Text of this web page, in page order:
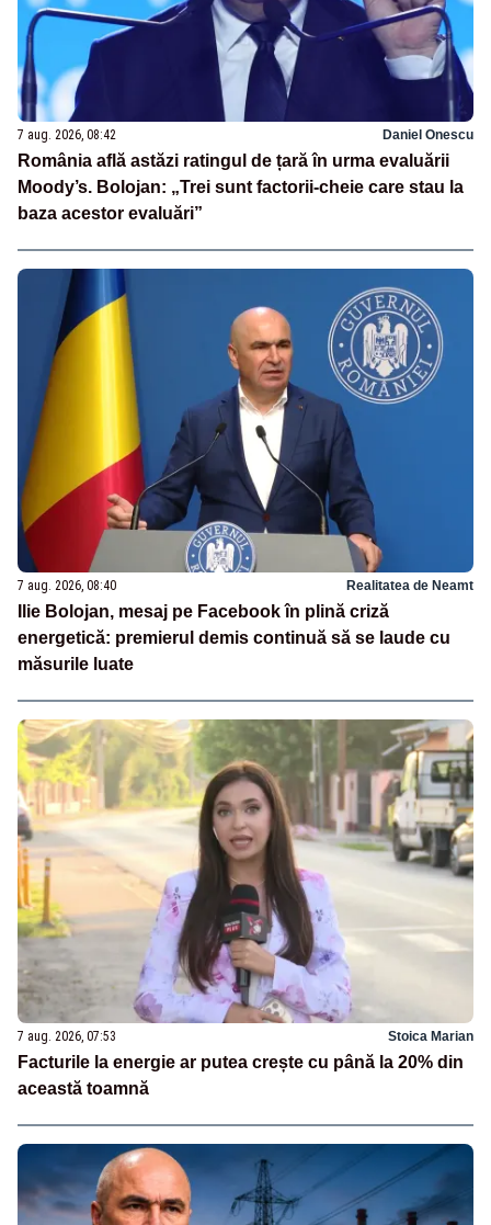
7 aug. 2026, 08:42 Daniel Onescu
România află astăzi ratingul de țară în urma evaluării
Moody’s. Bolojan: „Trei sunt factorii-cheie care stau la
baza acestor evaluări”
7 aug. 2026, 08:40 Realitatea de Neamt
Ilie Bolojan, mesaj pe Facebook în plină criză
energetică: premierul demis continuă să se laude cu
măsurile luate
7 aug. 2026, 07:53 Stoica Marian
Facturile la energie ar putea crește cu până la 20% din
această toamnă